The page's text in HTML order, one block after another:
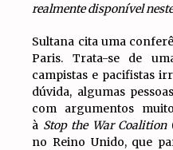
realmente disponível
Sultana cita uma
Paris. Trata-se de
campistas e pacifistas
dúvida, algumas
com argumentos
à Stop the War Coalition
no Reino Unido, que